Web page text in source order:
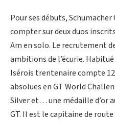
Pour ses débuts,
compter sur deux duos
Am en solo. Le recrutement
ambitions de l’écurie.
Isérois trentenaire compte
absolues en GT World
Silver et… une médaille d’or
GT. Il est le capitaine de